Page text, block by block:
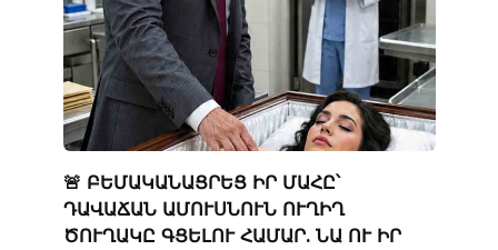
🚨 ԲԵՄԱԿԱՆԱՑՐԵՑ ԻՐ ՄԱՀԸ՝
ԴԱՎԱՃԱՆ ԱՄՈՒՍՆՈՒՆ ՈՒՂԻՂ
ԾՈՒՂԱԿԸ ԳՑԵԼՈՒ ՀԱՄԱՐ. ՆԱ ՈՒ ԻՐ